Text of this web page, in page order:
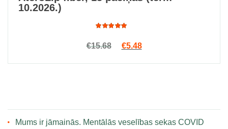
10.2026.)
4.80
out
€15.68 Original price was: €15.68.
€5.48Current price is: €5.48.
Mums ir jāmainās. Mentālās veselības sekas COVID